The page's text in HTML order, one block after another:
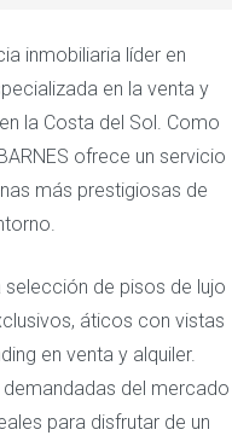
inmobiliaria líder en
en la venta y
la Costa del Sol. Como
ofrece un servicio
más prestigiosas de
de pisos de lujo
áticos con vistas
en venta y alquiler.
del mercado
para disfrutar de un